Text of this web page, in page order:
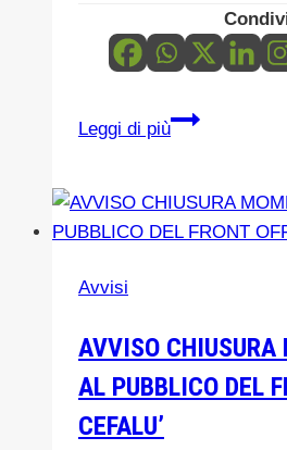
Leggi di più
DI
IMPIEGARE
NELLE
Avvisi
AVVISO CHIUSURA
AL PUBBLICO DEL
CEFALU’